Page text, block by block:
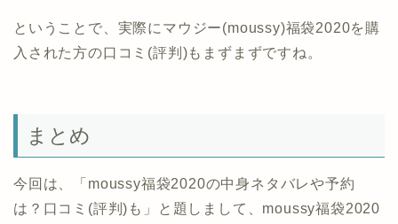
ということで、実際にマウジー(moussy)福袋2020を購
入された方の口コミ(評判)もまずまずですね。
まとめ
今回は、「moussy福袋2020の中身ネタバレや予約
は？口コミ(評判)も」と題しまして、moussy福袋2020